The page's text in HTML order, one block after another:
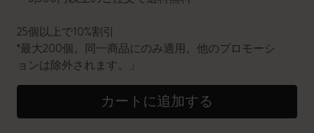
25個以上で10%割引
*最大200個。同一商品にのみ適用。他のプロモーシ
ョンは除外されます。」
カートに追加する